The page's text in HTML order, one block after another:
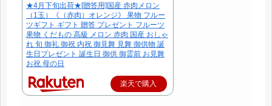
★4月下旬出荷★[贈答用]国産 赤肉メロン
（1玉）《（赤肉）オレンジ》 果物 フルー
ツギフト ギフト 贈答 プレゼント フルーツ
果物 くだもの 高級 メロン 赤肉 国産 おしゃ
れ 旬 御礼 御祝 内祝 御見舞 見舞 御供物 誕
生日プレゼント 誕生日 御供 御霊前 お見舞
お祝 母の日
楽天で購入